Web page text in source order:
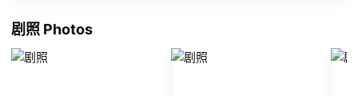
剧照 Photos